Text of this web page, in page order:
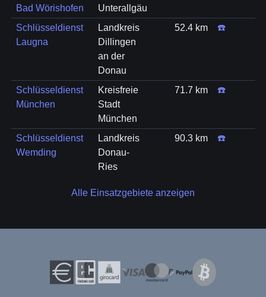
Bad Wörishofen
Unterallgäu
Schlüsseldienst
Laugna
Landkreis
Dillingen
an der
Donau
52.4 km ☎️
Schlüsseldienst
München
Kreisfreie
Stadt
München
71.7 km ☎️
Schlüsseldienst
Wemding
Landkreis
Donau-
Ries
90.3 km ☎️
Alle Einsatzgebiete anzeigen